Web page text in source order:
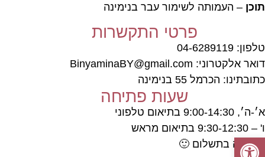
פתח סרגל נגישות
תוכן – העמותה לשימור עבר בנימינה
פרטי התקשרות
טלפון: 04-6289119
דואר אלקטרוני: BinyaminaBY@gmail.com
כתובתינו: הכרמל 55 בנימינה
שעות פתיחה
א׳-ה׳, 9:00-14:30 בתיאום טלפוני
ו' – 9:30-12:30 בתיאום מראש
הכניסה בתשלום 🙂